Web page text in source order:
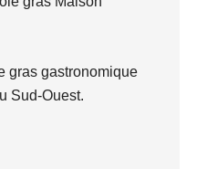
gras gastronomique
Sud-Ouest.